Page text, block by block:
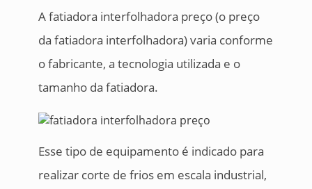
A fatiadora interfolhadora preço (o preço
da fatiadora interfolhadora) varia conforme
o fabricante, a tecnologia utilizada e o
tamanho da fatiadora.
Esse tipo de equipamento é indicado para
realizar corte de frios em escala industrial,